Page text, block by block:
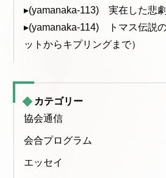
▸(yamanaka-113) 実在した悲
▸(yamanaka-114) トマス伝説
ットからキプリングまで）
カテゴリー
協会通信
会合プログラム
エッセイ